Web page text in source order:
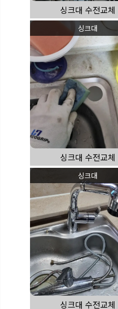
싱크대 수전교체
싱크대
싱크대 수전교체
싱크대
싱크대 수전교체